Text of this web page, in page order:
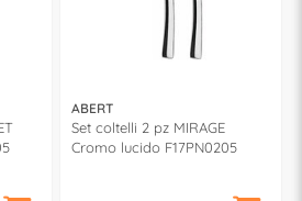
ABERT
Set coltelli 2 pz MIRAGE
Cromo lucido F17PN0205